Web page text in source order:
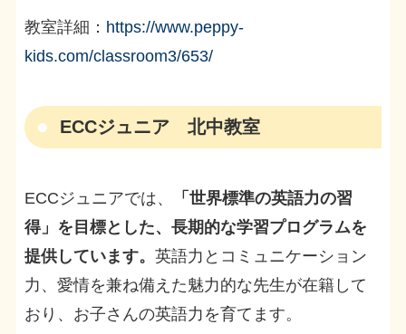
教室詳細： https://www.peppy-
kids.com/classroom3/653/
ECCジュニア 北中教室
ECCジュニアでは、
「世界標準の英語力の習
得」を目標とした、長期的な学習プログラムを
提供しています。 英語力とコミュニケーション
力、愛情を兼ね備えた魅力的な先生が在籍して
おり、お子さんの英語力を育てます。